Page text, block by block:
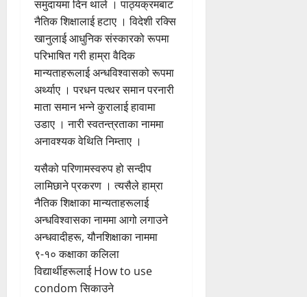
समुदायमा दिन थाले । पाठ्यक्रमबाट
नैतिक शिक्षालाई हटाए । विदेशी रक्सि
खानुलाई आधुनिक संस्कारको रूपमा
परिभाषित गरी हाम्रा वैदिक
मान्यताहरूलाई अन्धविश्वासको रूपमा
अर्थ्याए । परधन पत्थर समान परनारी
माता समान भन्ने कुरालाई हावामा
उडाए । नारी स्वतन्त्रताका नाममा
अनावश्यक वेथिति निम्ताए ।
यसैको परिणामस्वरुप हो सन्दीप
लामिछाने प्रकरण । त्यसैले हाम्रा
नैतिक शिक्षाका मान्यताहरूलाई
अन्धविश्वासका नाममा आगो लगाउने
अन्धवादीहरू, यौनशिक्षाका नाममा
९-१० कक्षाका कलिला
विद्यार्थीहरूलाई How to use
condom सिकाउने